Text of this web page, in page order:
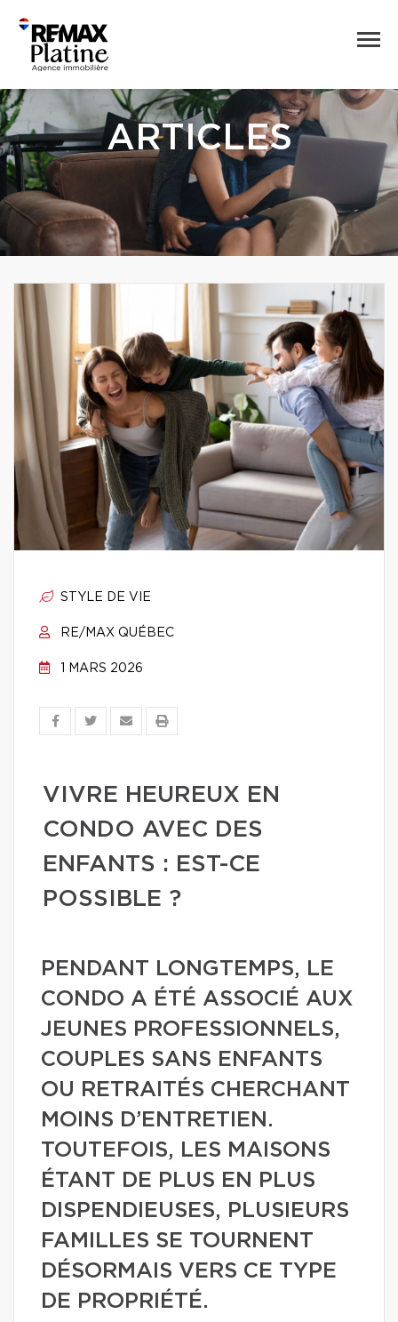
ARTICLES
STYLE DE VIE
RE/MAX QUÉBEC
1 MARS 2026
VIVRE HEUREUX EN
CONDO AVEC DES
ENFANTS : EST-CE
POSSIBLE ?
PENDANT LONGTEMPS, LE
CONDO A ÉTÉ ASSOCIÉ AUX
JEUNES PROFESSIONNELS,
COUPLES SANS ENFANTS
OU RETRAITÉS CHERCHANT
MOINS D’ENTRETIEN.
TOUTEFOIS, LES MAISONS
ÉTANT DE PLUS EN PLUS
DISPENDIEUSES, PLUSIEURS
FAMILLES SE TOURNENT
DÉSORMAIS VERS CE TYPE
DE PROPRIÉTÉ.